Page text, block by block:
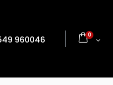
960046 0